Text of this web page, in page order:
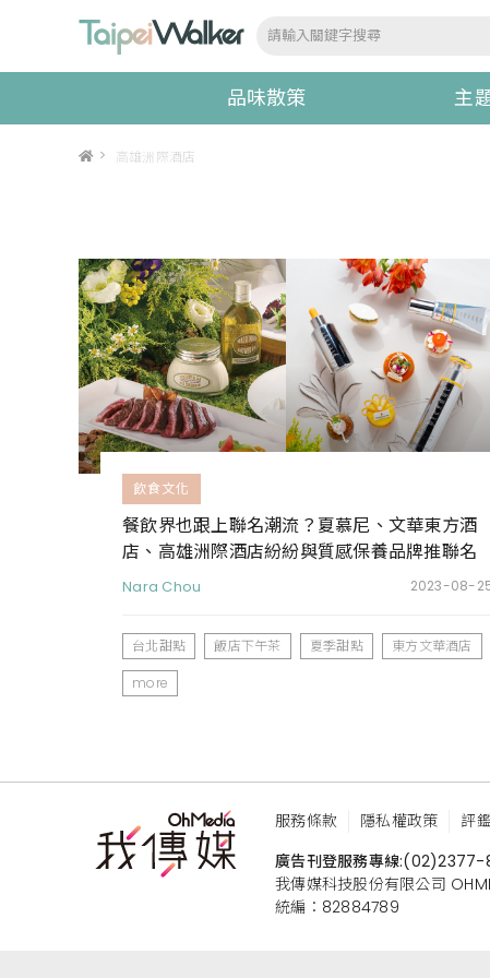
品味散策 主
> 高雄洲際酒店
飲食文化
餐飲界也跟上聯名潮流？夏慕尼、文華東方酒
店、高雄洲際酒店紛紛與質感保養品牌推聯名
套餐
Nara Chou 2023-08-
台北甜點 飯店下午茶 夏季甜點
東方文華酒店
more
服務條款 隱私權政策 評
廣告刊登服務專線:(02)2377-
我傳媒科技股份有限公司
統編：82884789